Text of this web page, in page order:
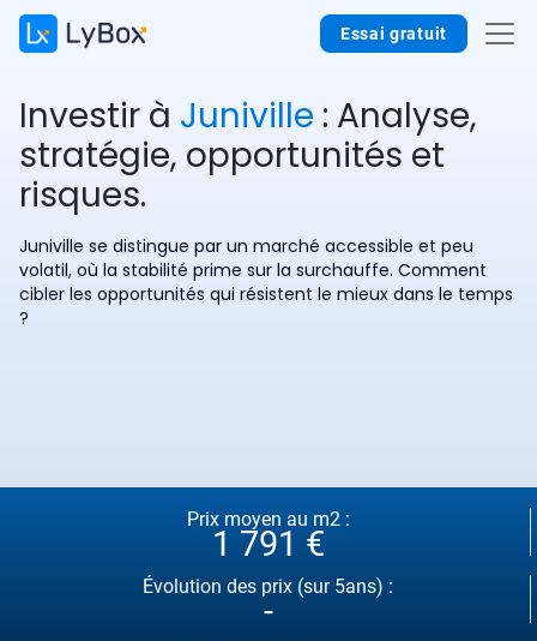
Essai gratuit
Investir à Juniville : Analyse,
stratégie, opportunités et
risques.
Juniville se distingue par un marché accessible et peu
volatil, où la stabilité prime sur la surchauffe. Comment
cibler les opportunités qui résistent le mieux dans le temps
?
Prix moyen au m2 :
1 791 €
Évolution des prix (sur 5ans) :
-